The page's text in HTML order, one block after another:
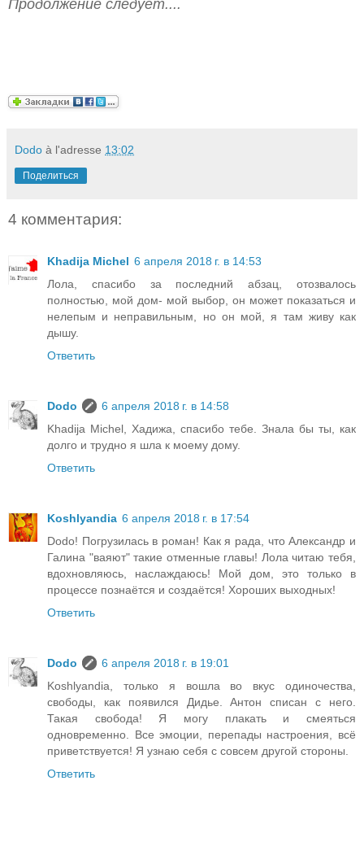
Продолжение следует....
Dodo à l'adresse 13:02
Поделиться
4 комментария:
Khadija Michel 6 апреля 2018 г. в 14:53
Лола, спасибо за последний абзац, отозвалось
полностью, мой дом- мой выбор, он может показаться и
нелепым и неправильным, но он мой, я там живу как
дышу.
Ответить
Dodo
6 апреля 2018 г. в 14:58
Khadija Michel, Хадижа, спасибо тебе. Знала бы ты, как
долго и трудно я шла к моему дому.
Ответить
Koshlyandia 6 апреля 2018 г. в 17:54
Dodo! Погрузилась в роман! Как я рада, что Александр и
Галина "ваяют" такие отменные главы! Лола читаю тебя,
вдохновляюсь, наслаждаюсь! Мой дом, это только в
процессе познаётся и создаётся! Хороших выходных!
Ответить
Dodo
6 апреля 2018 г. в 19:01
Koshlyandia, только я вошла во вкус одиночества,
свободы, как появился Дидье. Антон списан с него.
Такая свобода! Я могу плакать и смеяться
одновременно. Все эмоции, перепады настроения, всё
приветствуется! Я узнаю себя с совсем другой стороны.
Ответить